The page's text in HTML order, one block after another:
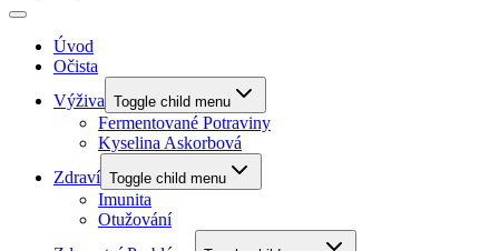
Úvod
Očista
Výživa Toggle child menu
Fermentované Potraviny
Kyselina Askorbová
Zdraví Toggle child menu
Imunita
Otužování